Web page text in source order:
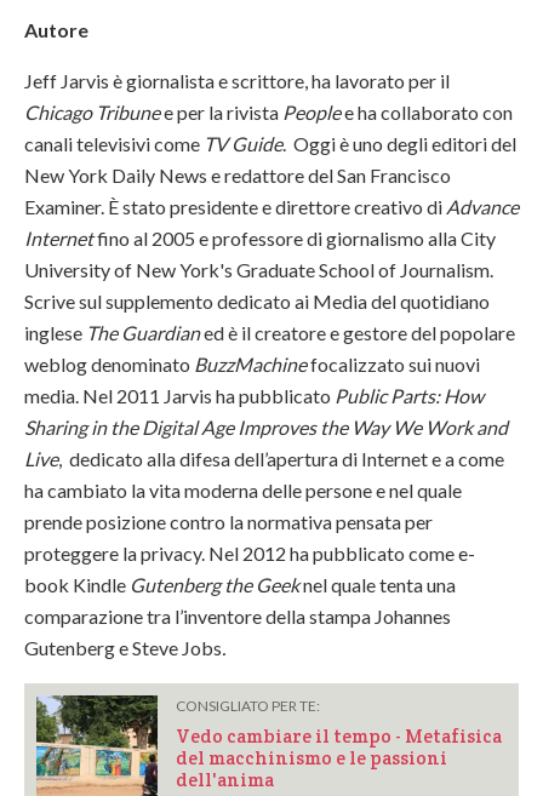
Autore
Jeff Jarvis è giornalista e scrittore, ha lavorato per il
Chicago Tribunee per la rivista Peoplee ha collaborato con
canali televisivi come TV Guide. Oggi è uno degli editori del
New York Daily News e redattore del San Francisco
Examiner. È stato presidente e direttore creativo di Advance
Internetfino al 2005 e professore di giornalismo alla City
University of New York's Graduate School of Journalism.
Scrive sul supplemento dedicato ai Media del quotidiano
inglese The Guardianed è il creatore e gestore del popolare
weblog denominato BuzzMachinefocalizzato sui nuovi
media. Nel 2011 Jarvis ha pubblicato Public Parts: How
Sharing in the Digital Age Improves the Way We Work and
Live, dedicato alla difesa dell’apertura di Internet e a come
ha cambiato la vita moderna delle persone e nel quale
prende posizione contro la normativa pensata per
proteggere la privacy. Nel 2012 ha pubblicato come e-
book Kindle Gutenberg the Geeknel quale tenta una
comparazione tra l’inventore della stampa Johannes
Gutenberg e Steve Jobs.
CONSIGLIATO PER TE:
Vedo cambiare il tempo - Metafisica
del macchinismo e le passioni
dell'anima